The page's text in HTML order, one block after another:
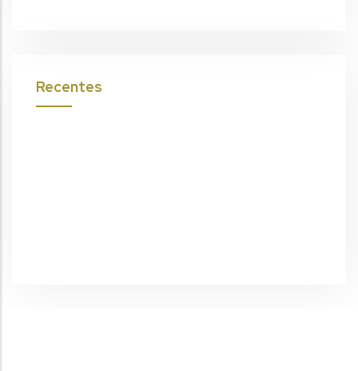
Recentes